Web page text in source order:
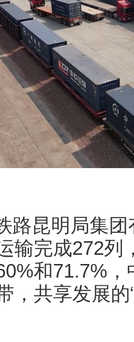
路昆明局集
输完成272列
和71.7%
，共享发展的